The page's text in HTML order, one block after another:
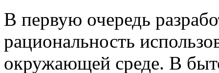
В первую очередь
рациональность
окружающей среде. В